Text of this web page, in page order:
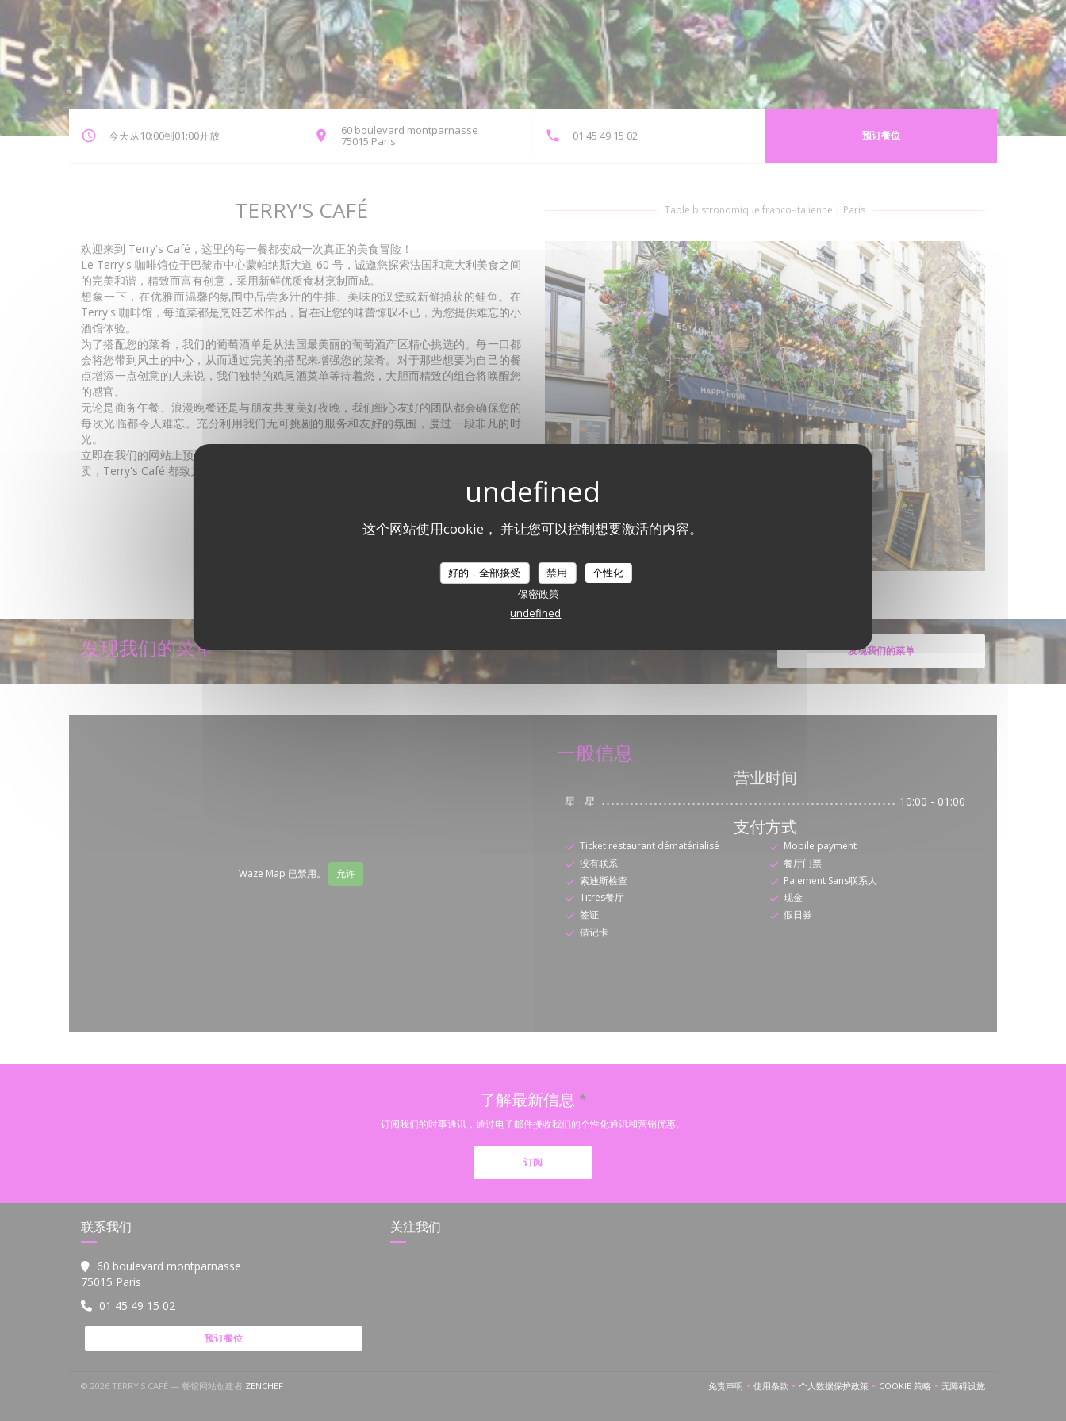
这个网站使用cookie， 并让您可以控制想要激活的内容。
好的，全部接受 禁用
个性化
保密政策
undefined
今天从10:00到01:00开放 60 boulevard montparnasse
75015 Paris((在新窗口中打开)) 01 45 49 15 02 预订餐位
TERRY'S CAFÉ Table bistronomique franco-italienne | Paris
欢迎来到 Terry's Café，这里的每一餐都变成一次真正的美食冒险！
Le Terry's 咖啡馆位于巴黎市中心蒙帕纳斯大道 60 号，诚邀您探索法国和意大利美食之间
的完美和谐，精致而富有创意，采用新鲜优质食材烹制而成。
想象一下，在优雅而温馨的氛围中品尝多汁的牛排、美味的汉堡或新鲜捕获的鲑鱼。在
Terry's 咖啡馆，每道菜都是烹饪艺术作品，旨在让您的味蕾惊叹不已，为您提供难忘的小
酒馆体验。
为了搭配您的菜肴，我们的葡萄酒单是从法国最美丽的葡萄酒产区精心挑选的。每一口都
会将您带到风土的中心，从而通过完美的搭配来增强您的菜肴。对于那些想要为自己的餐
点增添一点创意的人来说，我们独特的鸡尾酒菜单等待着您，大胆而精致的组合将唤醒您
的感官。
无论是商务午餐、浪漫晚餐还是与朋友共度美好夜晚，我们细心友好的团队都会确保您的
每次光临都令人难忘。充分利用我们无可挑剔的服务和友好的氛围，度过一段非凡的时
光。
立即在我们的网站上预订餐桌，即可享受我们的独家优惠。无论您选择堂食、外卖还是外
卖，Terry's Café 都致力于为您提供无可挑剔的品质和服务。
发现我们的菜单 发现我们的菜单
Waze Map 已禁用。 允许
一般信息
营业时间
星 - 星 10:00 - 01:00
支付方式
Ticket restaurant dématérialisé
Mobile payment
没有联系
餐厅门票
索迪斯检查
Paiement Sans联系人
Titres餐厅
现金
签证
假日券
借记卡
了解最新信息 *
订阅我们的时事通讯，通过电子邮件接收我们的个性化通讯和营销优惠。
订阅
联系我们
60 boulevard montparnasse
75015 Paris
01 45 49 15 02
预订餐位
关注我们
© 2026 TERRY'S CAFÉ — 餐馆网站创建者 ZENCHEF((在新窗口中打开)) 免责声明((在新窗口中打开))
使用条款((在新窗口中打开))
个人数据保护政策((在新窗口中打开))
COOKIE 策略((在新窗口中打开))
无障碍设施((在新窗口中打开))